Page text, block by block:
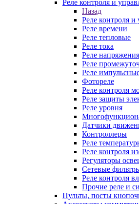
Реле контроля и
Назад
Реле контроля и
Реле времени
Реле тепловые
Реле тока
Реле
Реле
Реле
Фотореле
Реле контроля
Реле защиты
Реле уровня
Датчики
Контроллеры
Реле
Реле контроля
Регуляторы
Сетевые
Реле контроля
Прочие реле и
Пульты, посты